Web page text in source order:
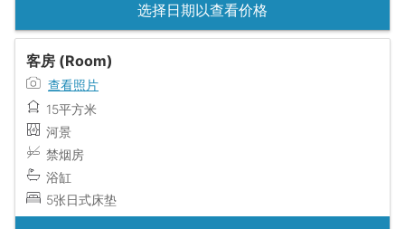
选择日期以查看价格
客房 (Room)
查看照片
15平方米
河景
禁烟房
浴缸
5张日式床垫